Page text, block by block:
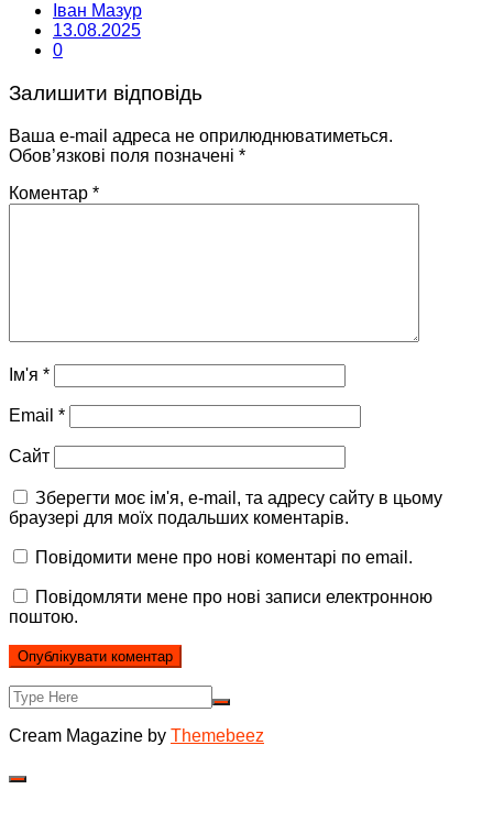
Іван Мазур
13.08.2025
0
Залишити відповідь
Ваша e-mail адреса не оприлюднюватиметься.
Обов’язкові поля позначені *
Коментар *
Ім'я *
Email *
Сайт
Зберегти моє ім'я, e-mail, та адресу сайту в цьому
браузері для моїх подальших коментарів.
Повідомити мене про нові коментарі по email.
Повідомляти мене про нові записи електронною
поштою.
Cream Magazine by Themebeez